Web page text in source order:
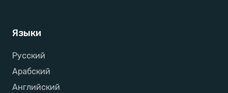
Языки
Русский
Арабский
Английский